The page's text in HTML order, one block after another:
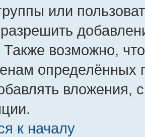
или
возможно,
определённых
вложения,
к началу